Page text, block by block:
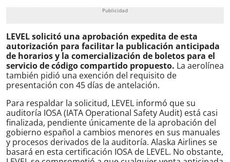
LEVEL solicitó una aprobación expedita de esta
autorización para facilitar la publicación anticipada
de horarios y la comercialización de boletos para el
servicio de código compartido propuesto. La aerolínea
también pidió una exención del requisito de
presentación con 45 días de antelación.
Para respaldar la solicitud, LEVEL informó que su
auditoría IOSA (IATA Operational Safety Audit) está casi
finalizada, pendiente únicamente de la aprobación del
gobierno español a cambios menores en sus manuales
y procesos derivados de la auditoría. Alaska Airlines se
basará en esta certificación IOSA de LEVEL. No obstante,